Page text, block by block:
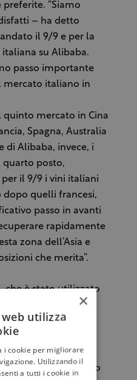
“Siamo
– ha detto
il 9/9 e per la
su Alibaba.
passo importante
mercato italiano in
quinto mercato in Cina
Spagna, Australia
di Alibaba, invece, i
posto,
per il 9/9 i vini italiani
dopo quelli francesi,
passo in avanti
rapidamente
zona dell’Asia e
che merita”.
che è stato utilizzato
del presidente
al campus di
esaurito in
che lo scorso maggio
×
utilizza
i cookie per migliorare
Utilizzando il
a tutti i cookie in